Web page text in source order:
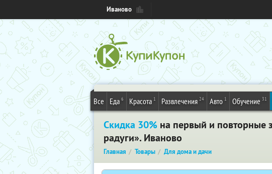
Иваново
Все Еда 6 Красота 1 Развлечения 24 Авто 1 Обучение 31
Скидка 30% на первый и повторные
радуги». Иваново
Главная Товары Для дома и дачи